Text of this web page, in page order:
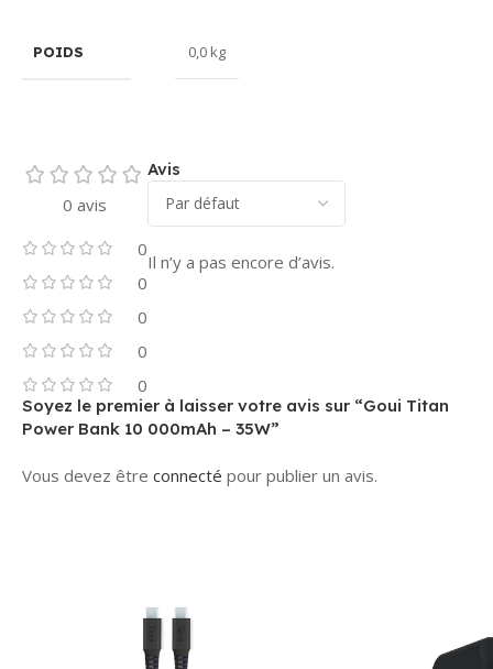
POIDS 0,0 kg
0 avis
0
0
0
0
0
Avis
Il n’y a pas encore d’avis.
Soyez le premier à laisser votre avis sur “Goui Titan
Power Bank 10 000mAh – 35W”
Vous devez être connecté pour publier un avis.